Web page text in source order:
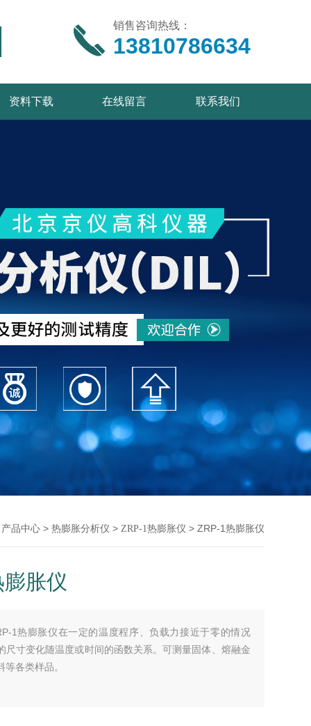
销售咨询热线：
13810786634
资料下载 在线留言 联系我们
产品中心> 热膨胀分析仪 > ZRP-1热膨胀仪 > ZRP-1热膨胀仪
胀仪
1热膨胀仪在一定的温度程序、负载力接近于零的情况
尺寸变化随温度或时间的函数关系。可测量固体、熔融金
各类样品。